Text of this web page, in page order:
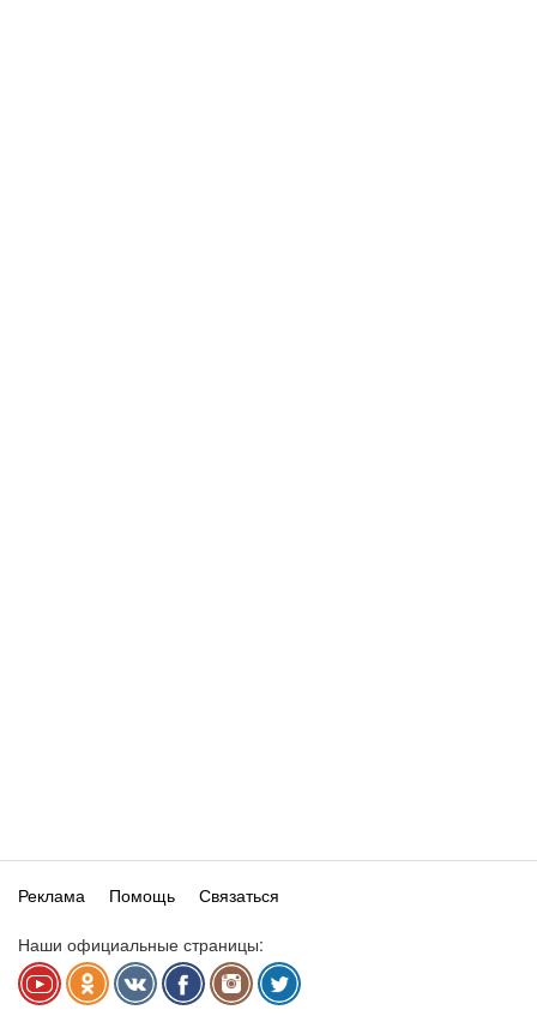
Реклама Помощь Связаться
Наши официальные страницы: